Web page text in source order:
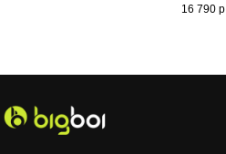
16 790 р.